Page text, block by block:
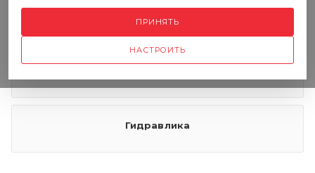
Гидравлика
НАСТРОИТЬ
ПРИНЯТЬ